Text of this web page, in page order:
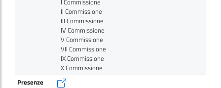
I Commissione
II Commissione
III Commissione
IV Commissione
V Commissione
VII Commissione
IX Commissione
X Commissione
Presenze